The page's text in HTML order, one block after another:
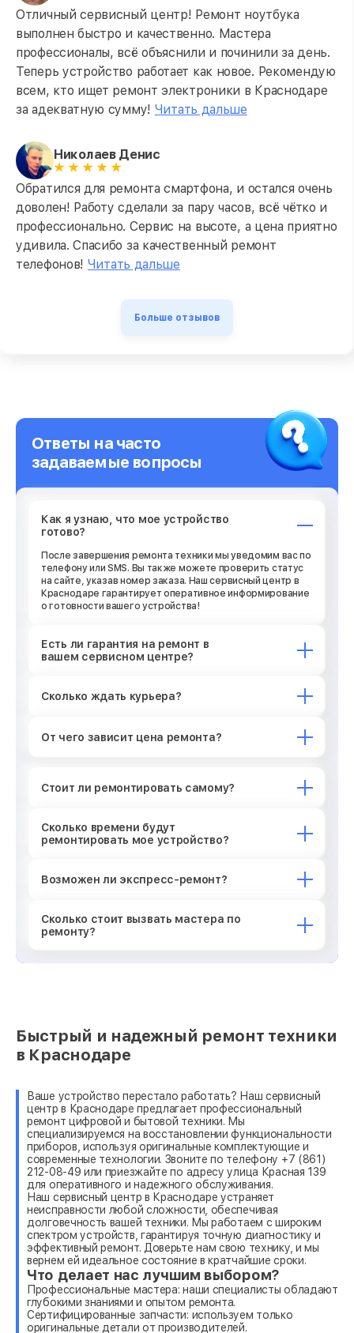
Отличный сервисный центр! Ремонт ноутбука
выполнен быстро и качественно. Мастера
профессионалы, всё объяснили и починили за день.
Теперь устройство работает как новое. Рекомендую
всем, кто ищет ремонт электроники в Краснодаре
за адекватную сумму! Читать дальше
Николаев Денис
Обратился для ремонта смартфона, и остался очень
доволен! Работу сделали за пару часов, всё чётко и
профессионально. Сервис на высоте, а цена приятно
удивила. Спасибо за качественный ремонт
телефонов! Читать дальше
Больше отзывов
Ответы на часто
задаваемые вопросы
Как я узнаю, что мое устройство
готово?
После завершения ремонта техники мы уведомим вас по
телефону или SMS. Вы также можете проверить статус
на сайте, указав номер заказа. Наш сервисный центр в
Краснодаре гарантирует оперативное информирование
о готовности вашего устройства!
Есть ли гарантия на ремонт в
вашем сервисном центре?
Сколько ждать курьера?
От чего зависит цена ремонта?
Стоит ли ремонтировать самому?
Сколько времени будут
ремонтировать мое устройство?
Возможен ли экспресс-ремонт?
Сколько стоит вызвать мастера по
ремонту?
Быстрый и надежный ремонт техники
в Краснодаре
Ваше устройство перестало работать? Наш сервисный
центр в Краснодаре предлагает профессиональный
ремонт цифровой и бытовой техники. Мы
специализируемся на восстановлении функциональности
приборов, используя оригинальные комплектующие и
современные технологии. Звоните по телефону +7 (861)
212-08-49 или приезжайте по адресу улица Красная 139
для оперативного и надежного обслуживания.
Наш сервисный центр в Краснодаре устраняет
неисправности любой сложности, обеспечивая
долговечность вашей техники. Мы работаем с широким
спектром устройств, гарантируя точную диагностику и
эффективный ремонт. Доверьте нам свою технику, и мы
вернем ей идеальное состояние в кратчайшие сроки.
Что делает нас лучшим выбором?
Профессиональные мастера: наши специалисты обладают
глубокими знаниями и опытом ремонта.
Сертифицированные запчасти: используем только
оригинальные детали от производителей.